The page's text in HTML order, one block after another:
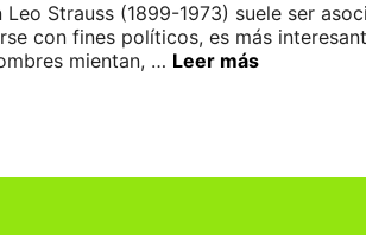
Strauss (1899-1973) suele ser
con fines políticos, es más
mientan, … Leer más